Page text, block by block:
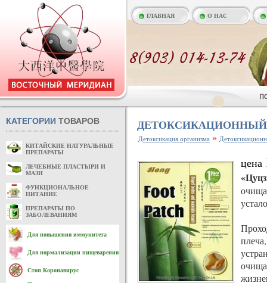
ГЛАВНАЯ О НАС
КАТЕГОРИИ ТОВАРОВ
КИТАЙСКИЕ НАТУРАЛЬНЫЕ
ПРЕПАРАТЫ
ЛЕЧЕБНЫЕ ПЛАСТЫРИ И
МАЗИ
ФУНКЦИОНАЛЬНОЕ
ПИТАНИЕ
ПРЕПАРАТЫ ПО
ЗАБОЛЕВАНИЯМ
Для повышения иммунитета
Для нормализации пищеварения
Стоп Коронавирус
ДЕТОКСИКАЦИОННЫЙ
Детоксикация организма »
цена